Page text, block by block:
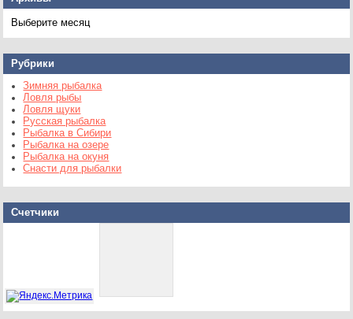
Архивы
Рубрики
Зимняя рыбалка
Ловля рыбы
Ловля щуки
Русская рыбалка
Рыбалка в Сибири
Рыбалка на озере
Рыбалка на окуня
Снасти для рыбалки
Счетчики